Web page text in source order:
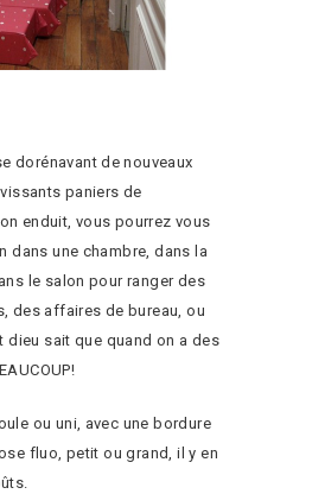
dorénavant de nouveaux
paniers de
enduit, vous pourrez vous
dans une chambre, dans la
le salon pour ranger des
des affaires de bureau, ou
dieu sait que quand on a des
ou uni, avec une bordure
fluo, petit ou grand, il y en